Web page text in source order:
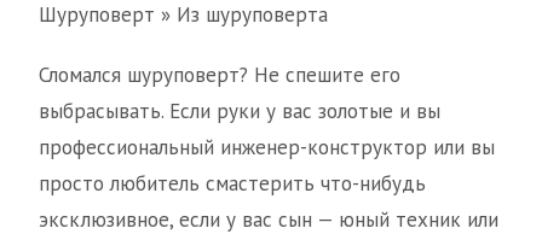
Шуруповерт » Из шуруповерта
Сломался шуруповерт? Не спешите его
выбрасывать. Если руки у вас золотые и вы
профессиональный инженер-конструктор или вы
просто любитель смастерить что-нибудь
эксклюзивное, если у вас сын — юный техник или